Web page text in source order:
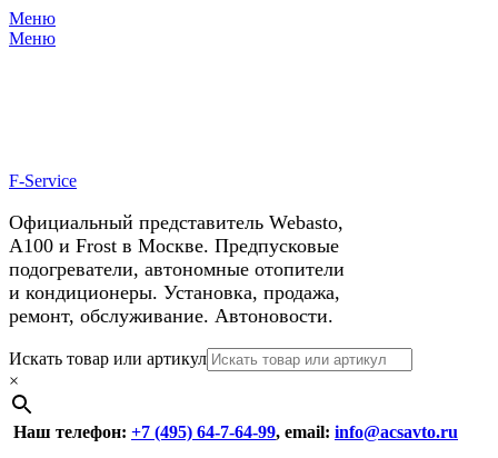
Меню
Меню
F-Service
Официальный представитель Webasto,
А100 и Frost в Москве. Предпусковые
подогреватели, автономные отопители
и кондиционеры. Установка, продажа,
ремонт, обслуживание. Автоновости.
Header
Right
Menu
Перейти
к
содержимому
Искать товар или артикул
×
Наш телефон: +7 (495) 64-7-64-99, email: info@acsavto.ru
У нас космические скидки на